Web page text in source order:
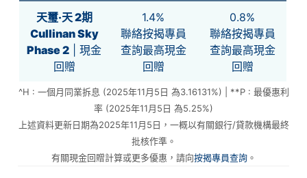
天璽‧天 2期
Cullinan Sky
Phase 2 | 現金
回贈
1.4%
聯絡按揭專員
查詢最高現金
回贈
0.8%
聯絡按揭專員
查詢最高現金
回贈
^H : 一個月同業拆息 (2025年11月5日 為3.16131%) | **P : 最優惠利
率 (2025年11月5日 為5.25%)
上述資料更新日期為2025年11月5日，一概以有關銀行/貸款機構最終
批核作準。
有關現金回贈計算或更多優惠，請向按揭專員查詢。